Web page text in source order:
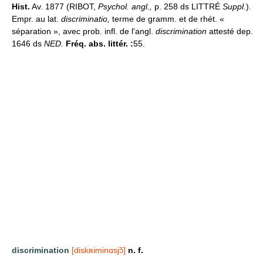
Hist. Av. 1877 (RIBOT, Psychol. angl., p. 258 ds LITTRÉ Suppl.).
Empr. au lat. discriminatio, terme de gramm. et de rhét. «
séparation », avec prob. infl. de l'angl. discrimination attesté dep.
1646 ds NED. Fréq. abs. littér. :55.
discrimination [diskʀiminɑsjɔ̃] n. f.